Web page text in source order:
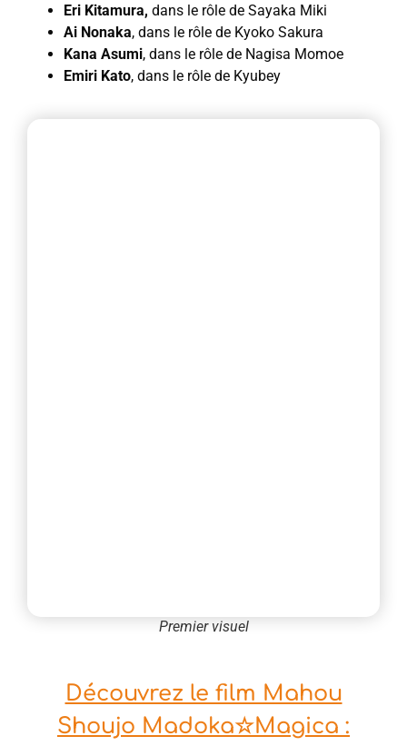
Eri Kitamura, dans le rôle de Sayaka Miki
Ai Nonaka, dans le rôle de Kyoko Sakura
Kana Asumi, dans le rôle de Nagisa Momoe
Emiri Kato, dans le rôle de Kyubey
Premier visuel
Découvrez le film Mahou
Shoujo Madoka☆Magica :